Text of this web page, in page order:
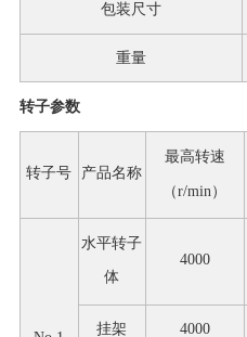
包装尺寸
重量
转子参数
转子号 产品名称
最高转速
（r/min）
水平转子
体
4000
挂架 4000